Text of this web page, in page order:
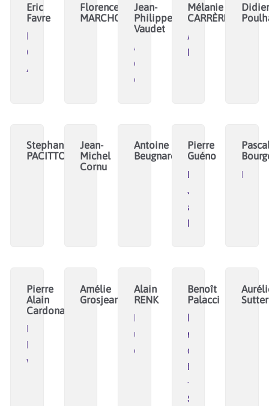
Eric
Favre
Mouvement
Colibris,
Animacoop
Florence
MARCHON
Jean-
Philippe
Vaudet
Accompagnement
de
collectifs
Mélanie
CARRÈRE
AMOR
MUNDI
Didier
Stephanie
PACITTO
Jean-
Michel
Cornu
Antoine
Beugnard
Pierre
Guéno
Le
Jardin
aux
Dragons
Pierre
Alain
Cardona
La
ManuFabriK
www.lafabriquedemarseille.fr
Amélie
Grosjean
Alain
RENK
Fondation
urbanisme
ouvert
Benoît
Palacci
mécanique
des
Bulles
-
SCOP
Sutter